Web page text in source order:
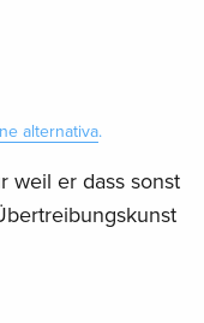
alternativa.
weil er dass sonst